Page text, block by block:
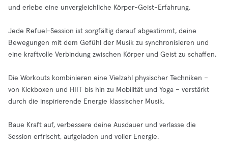
und erlebe eine unvergleichliche Körper-Geist-Erfahrung.
Jede Refuel-Session ist sorgfältig darauf abgestimmt, deine
Bewegungen mit dem Gefühl der Musik zu synchronisieren und
eine kraftvolle Verbindung zwischen Körper und Geist zu schaffen.
Die Workouts kombinieren eine Vielzahl physischer Techniken –
von Kickboxen und HIIT bis hin zu Mobilität und Yoga – verstärkt
durch die inspirierende Energie klassischer Musik.
Baue Kraft auf, verbessere deine Ausdauer und verlasse die
Session erfrischt, aufgeladen und voller Energie.